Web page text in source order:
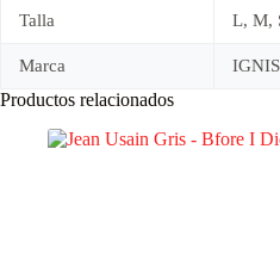
Talla L, M,
Marca IGNIS
Productos relacionados